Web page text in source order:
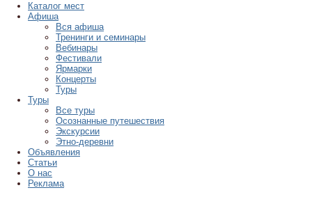
Каталог мест
Афиша
Вся афиша
Тренинги и семинары
Вебинары
Фестивали
Ярмарки
Концерты
Туры
Туры
Все туры
Осознанные путешествия
Экскурсии
Этно-деревни
Объявления
Статьи
О нас
Реклама